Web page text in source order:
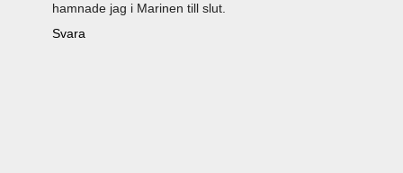
hamnade jag i Marinen till slut.
Svara